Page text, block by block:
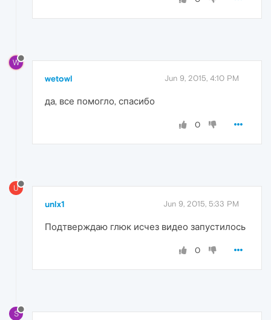
W
wetowl Jun 9, 2015, 4:10 PM
да, все помогло, спасибо
0
U
unlx1 Jun 9, 2015, 5:33 PM
Подтверждаю глюк исчез видео запустилось
0
S